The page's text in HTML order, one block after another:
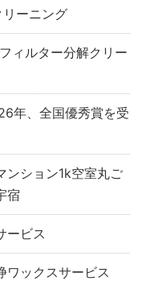
ーニング
ィルター分解クリー
年、全国優秀賞を受
ション1k空室丸ご
宿
ービス
ックスサービス